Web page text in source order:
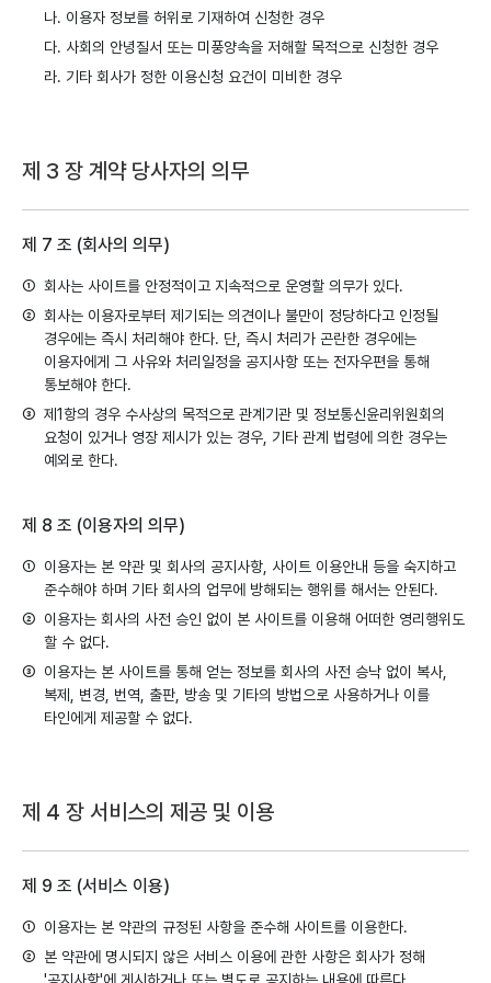
나. 이용자 정보를 허위로 기재하여 신청한 경우
다. 사회의 안녕질서 또는 미풍양속을 저해할 목적으로 신청한 경우
라. 기타 회사가 정한 이용신청 요건이 미비한 경우
제 3 장 계약 당사자의 의무
제 7 조 (회사의 의무)
① 회사는 사이트를 안정적이고 지속적으로 운영할 의무가 있다.
② 회사는 이용자로부터 제기되는 의견이나 불만이 정당하다고 인정될
경우에는 즉시 처리해야 한다. 단, 즉시 처리가 곤란한 경우에는
이용자에게 그 사유와 처리일정을 공지사항 또는 전자우편을 통해
통보해야 한다.
③ 제1항의 경우 수사상의 목적으로 관계기관 및 정보통신윤리위원회의
요청이 있거나 영장 제시가 있는 경우, 기타 관계 법령에 의한 경우는
예외로 한다.
제 8 조 (이용자의 의무)
① 이용자는 본 약관 및 회사의 공지사항, 사이트 이용안내 등을 숙지하고
준수해야 하며 기타 회사의 업무에 방해되는 행위를 해서는 안된다.
② 이용자는 회사의 사전 승인 없이 본 사이트를 이용해 어떠한 영리행위도
할 수 없다.
③ 이용자는 본 사이트를 통해 얻는 정보를 회사의 사전 승낙 없이 복사,
복제, 변경, 번역, 출판, 방송 및 기타의 방법으로 사용하거나 이를
타인에게 제공할 수 없다.
제 4 장 서비스의 제공 및 이용
제 9 조 (서비스 이용)
① 이용자는 본 약관의 규정된 사항을 준수해 사이트를 이용한다.
② 본 약관에 명시되지 않은 서비스 이용에 관한 사항은 회사가 정해